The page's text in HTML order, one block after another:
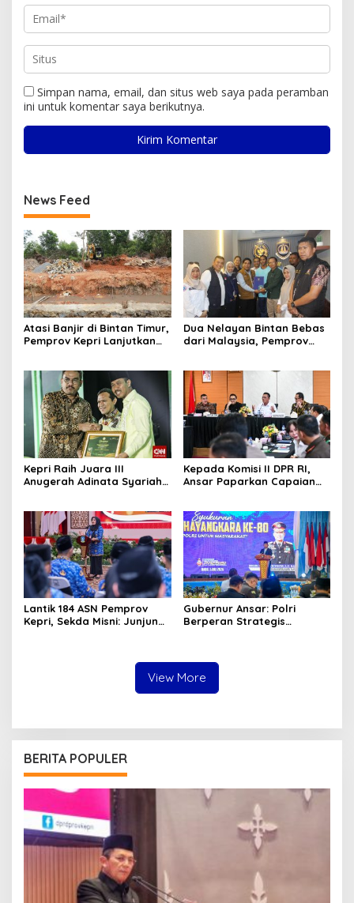
Simpan nama, email, dan situs web saya pada peramban
ini untuk komentar saya berikutnya.
News Feed
Atasi Banjir di Bintan Timur,
Pemprov Kepri Lanjutkan
Dua Nelayan Bintan Bebas
dari Malaysia, Pemprov
Kepri Raih Juara III
Anugerah Adinata Syariah
Kepada Komisi II DPR RI,
Ansar Paparkan Capaian
Lantik 184 ASN Pemprov
Kepri, Sekda Misni: Junjung
Gubernur Ansar: Polri
Berperan Strategis
View More
BERITA POPULER